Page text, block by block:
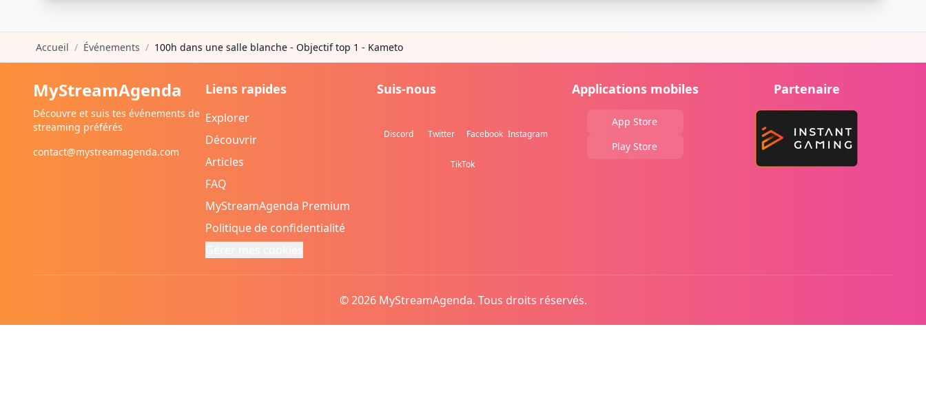
Accueil / Événements / 100h dans une salle blanche - Objectif top 1 - Kameto
MyStreamAgenda
Découvre et suis tes événements de
streaming préférés
contact@mystreamagenda.com
Liens rapides
Explorer
Découvrir
Articles
FAQ
MyStreamAgenda Premium
Politique de confidentialité
Suis-nous
Discord Twitter Facebook Instagram
TikTok
Applications mobiles
App Store
Play Store
Partenaire
© 2026 MyStreamAgenda. Tous droits réservés.